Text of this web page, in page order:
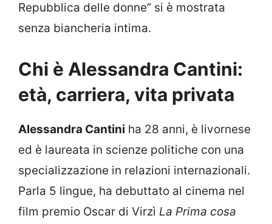
Repubblica delle donne” si è mostrata
senza biancheria intima.
Chi è Alessandra Cantini:
età, carriera, vita privata
Alessandra Cantini ha 28 anni, è livornese
ed è laureata in scienze politiche con una
specializzazione in relazioni internazionali.
Parla 5 lingue, ha debuttato al cinema nel
film premio Oscar di Virzì La Prima cosa